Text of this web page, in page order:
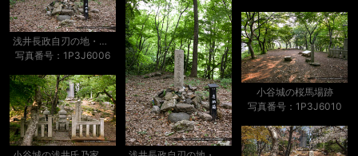
浅井長政自刃の地・小谷城赤尾屋敷跡
写真番号：1P3J6006
小谷城の桜馬場跡
写真番号：1P3J6010